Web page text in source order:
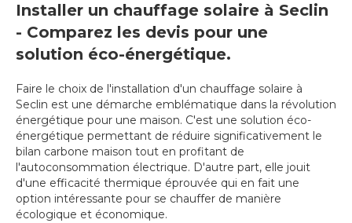
Installer un chauffage solaire à Seclin
- Comparez les devis pour une
solution éco-énergétique.
Faire le choix de l'installation d'un chauffage solaire à
Seclin est une démarche emblématique dans la révolution
énergétique pour une maison. C'est une solution éco-
énergétique permettant de réduire significativement le
bilan carbone maison tout en profitant de
l'autoconsommation électrique. D'autre part, elle jouit
d'une efficacité thermique éprouvée qui en fait une
option intéressante pour se chauffer de manière
écologique et économique.